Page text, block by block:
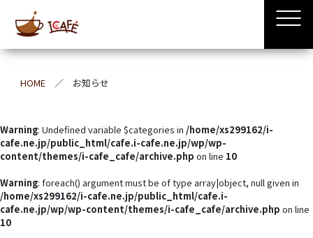
HOME お知らせ
Warning: Undefined variable $categories in /home/xs299162/i-
cafe.ne.jp/public_html/cafe.i-cafe.ne.jp/wp/wp-
content/themes/i-cafe_cafe/archive.php on line 10
Warning: foreach() argument must be of type array|object, null given in
/home/xs299162/i-cafe.ne.jp/public_html/cafe.i-
cafe.ne.jp/wp/wp-content/themes/i-cafe_cafe/archive.php on line
10